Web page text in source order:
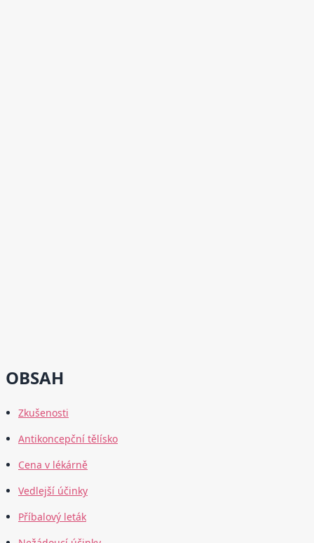
OBSAH
Zkušenosti
Antikoncepční tělísko
Cena v lékárně
Vedlejší účinky
Příbalový leták